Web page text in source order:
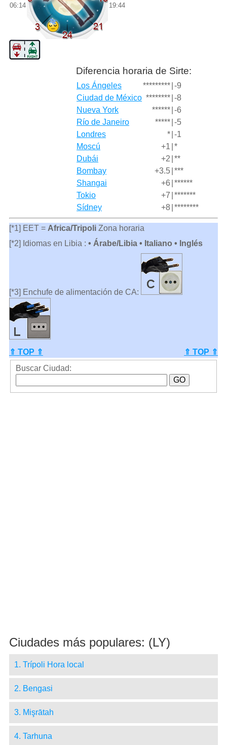
06:14 19:44
Diferencia horaria de Sirte:
Los Ángeles ********* -9
Ciudad de México ******** -8
Nueva York
****** -6
Río de Janeiro
***** -5
Londres
* -1
Moscú
+1 *
Dubái
+2 **
Bombay
+3.5 ***
Shangai
+6 ******
Tokio
+7 *******
Sídney
+8 ********
[*1] EET = Africa/TripoliZona horaria
[*2] Idiomas en Libia : • Árabe/Libia • Italiano • Inglés
[*3] Enchufe de alimentación de CA:
⇑ TOP ⇑
⇑ TOP ⇑
Buscar Ciudad:
Ciudades más populares: (LY)
1. Trípoli Hora local
2. Bengasi
3. Mişrātah
4. Tarhuna